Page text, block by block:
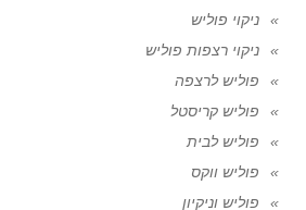
ניקוי פוליש
ניקוי רצפות פוליש
פוליש לרצפה
פוליש קריסטל
פוליש לבית
פוליש ווקס
פוליש וניקיון